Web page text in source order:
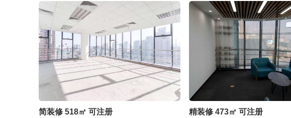
简装修 518㎡ 可注册 精装修 473㎡ 可注册